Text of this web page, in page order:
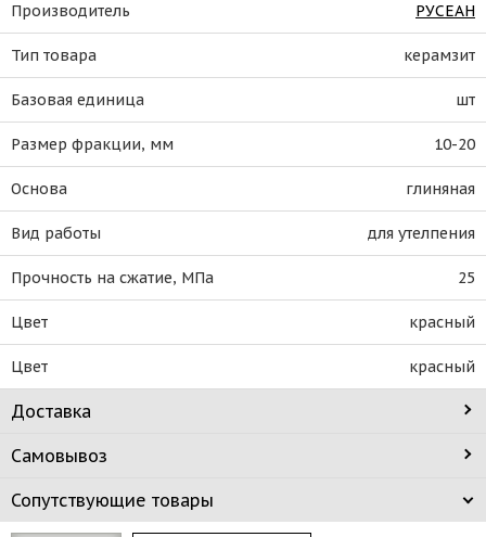
Производитель РУСЕАН
Тип товара керамзит
Базовая единица шт
Размер фракции, мм 10-20
Основа глиняная
Вид работы для утелпения
Прочность на сжатие, МПа 25
Цвет красный
Цвет красный
Доставка
Самовывоз
Сопутствующие товары